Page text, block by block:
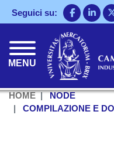
Seguici su:
MENU
HOME
NODE
COMPILAZIONE E